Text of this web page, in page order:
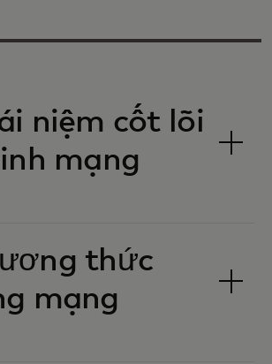
niệm cốt lõi
mạng
thức
mạng